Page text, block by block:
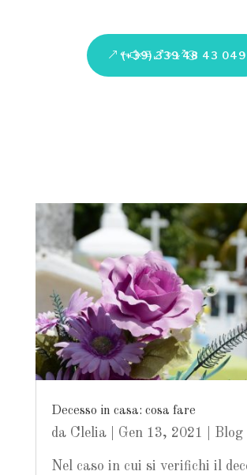
(+39) 339 48 43 049
Decesso in casa: cosa fare
da Clelia| Gen 13, 2021 Blog
Nel caso in cui si verifichi il